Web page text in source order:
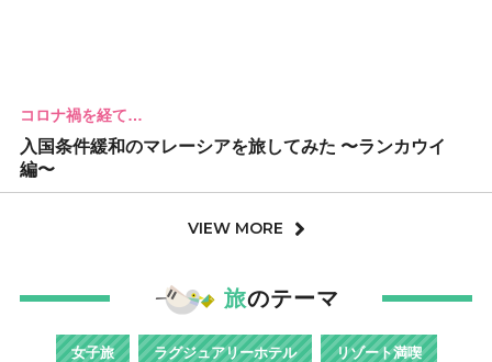
コロナ禍を経て…
入国条件緩和のマレーシアを旅してみた 〜ランカウイ
編〜
VIEW MORE
旅のテーマ
女子旅 ラグジュアリーホテル リゾート満喫